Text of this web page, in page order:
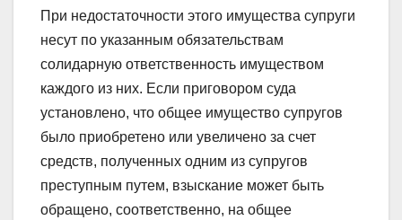
При недостаточности этого имущества супруги
несут по указанным обязательствам
солидарную ответственность имуществом
каждого из них. Если приговором суда
установлено, что общее имущество супругов
было приобретено или увеличено за счет
средств, полученных одним из супругов
преступным путем, взыскание может быть
обращено, соответственно, на общее